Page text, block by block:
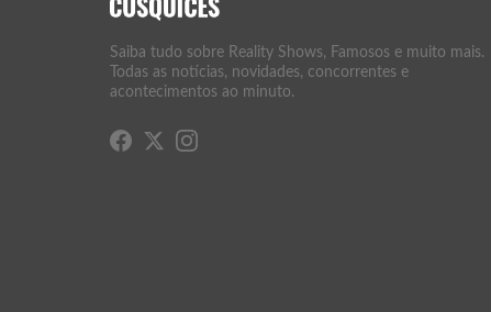
Saiba tudo sobre Reality Shows, Famosos e muito mais.
Todas as notícias, novidades, concorrentes e
acontecimentos ao minuto.